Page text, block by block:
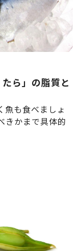
ら」の脂質と
魚も食べましょ
きかまで具体的